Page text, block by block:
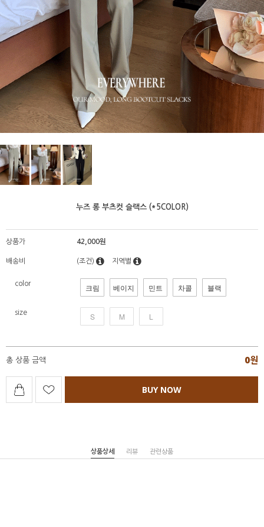
누즈 롱 부츠컷 슬랙스 (*5COLOR)
상품가 42,000원
배송비 (조건) 지역별
color 크림 베이지 민트 차콜 블랙
size S M L
총 상품 금액 0원
BUY NOW
상품상세 리뷰 관련상품